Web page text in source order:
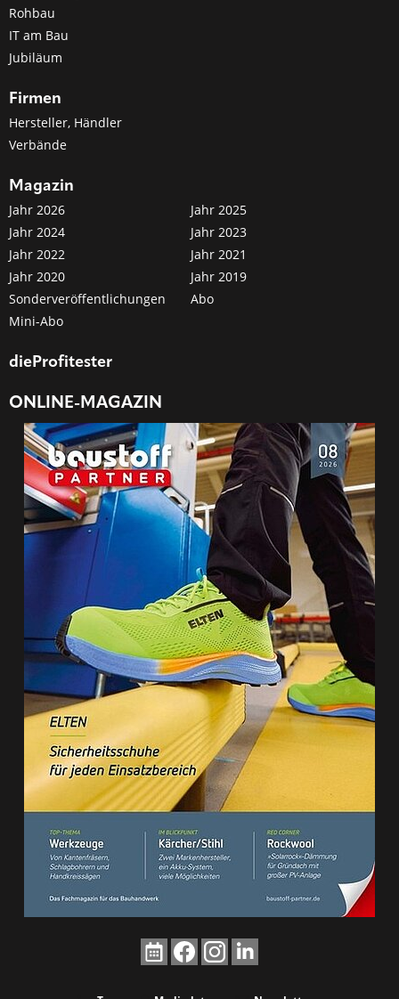
Rohbau
IT am Bau
Jubiläum
Firmen
Hersteller, Händler
Verbände
Magazin
Jahr 2026
Jahr 2025
Jahr 2024
Jahr 2023
Jahr 2022
Jahr 2021
Jahr 2020
Jahr 2019
Sonderveröffentlichungen
Abo
Mini-Abo
dieProfitester
ONLINE-MAGAZIN